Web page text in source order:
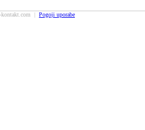
kontakt.com | Pogoji uporabe